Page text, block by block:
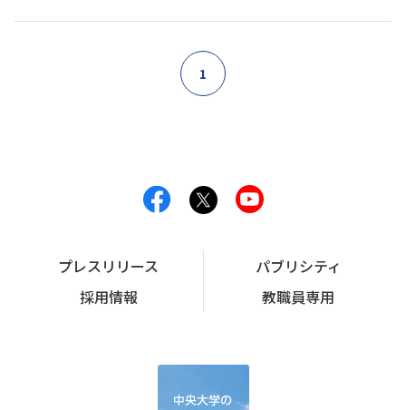
1
プレスリリース
パブリシティ
採用情報
教職員専用